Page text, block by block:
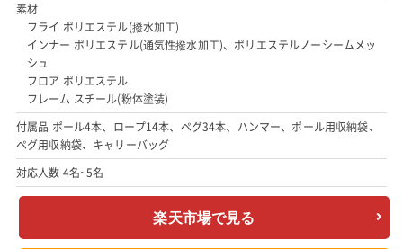
素材
フライ ポリエステル(撥水加工)
インナー ポリエステル(通気性撥水加工)、ポリエステルノーシームメッ
シュ
フロア ポリエステル
フレーム スチール(粉体塗装)
付属品 ポール4本、ロープ14本、ペグ34本、ハンマー、ポール用収納袋、
ペグ用収納袋、キャリーバッグ
対応人数 4名~5名
楽天市場で見る